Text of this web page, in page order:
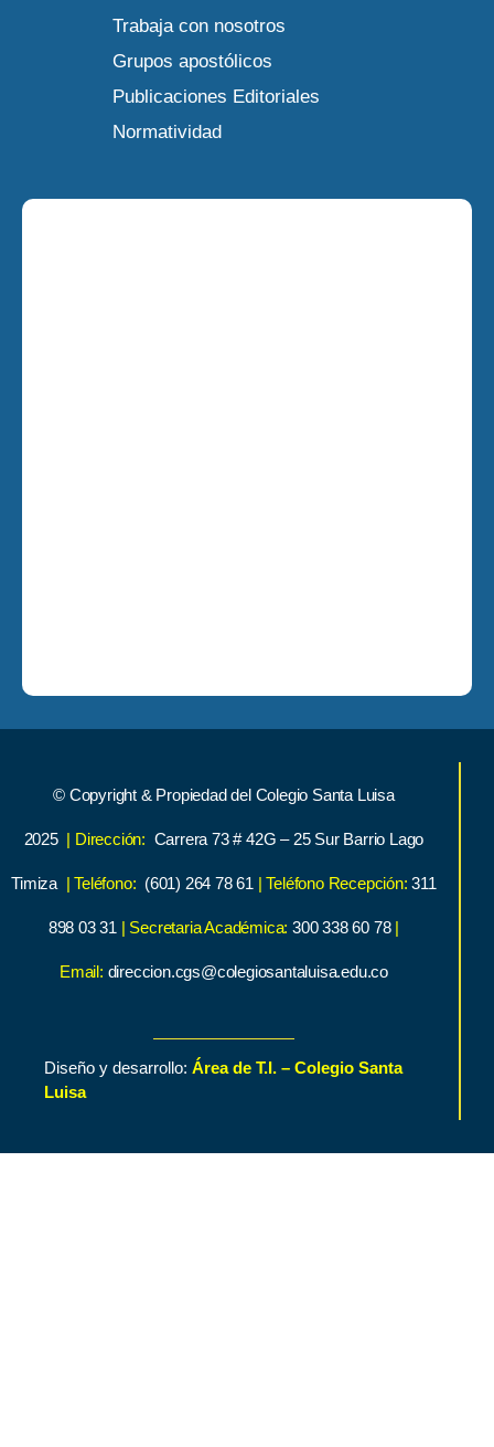
Trabaja con nosotros
Grupos apostólicos
Publicaciones Editoriales
Normatividad
© Copyright & Propiedad del Colegio Santa Luisa
2025 | Dirección: Carrera 73 # 42G – 25 Sur Barrio Lago
Timiza | Teléfono: (601) 264 78 61 | Teléfono Recepción: 311
898 03 31 | Secretaria Académica:300 338 60 78 |
Email: direccion.cgs@colegiosantaluisa.edu.co
Diseño y desarrollo: Área de T.I. – Colegio Santa
Luisa